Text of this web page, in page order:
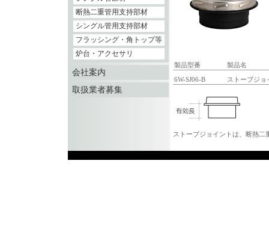
断熱二重管用支持部材
シングル管用支持部材
フラッシング・角トップ等
炉台・アクセサリ
会社案内
取扱業者募集
製品型番
製品名
6W-SJ06-B
ストーブジョ
ストーブジョイントは、断熱